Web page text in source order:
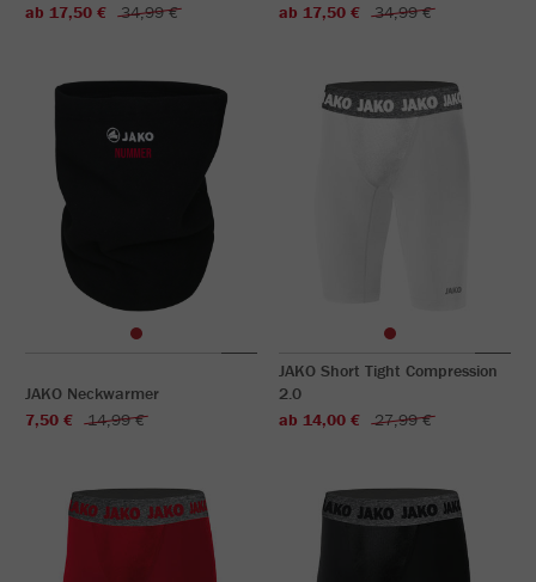
ab 17,50 €
34,99 €
ab 17,50 €
34,99 €
JAKO Neckwarmer
7,50 €
14,99 €
JAKO Short Tight Compression
2.0
ab 14,00 €
27,99 €